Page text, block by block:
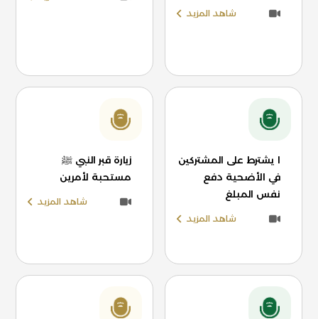
شاهد المزيد
ا يشترط على المشتركين
في الأضحية دفع
نفس المبلغ
شاهد المزيد
زيارة قبر النبي ﷺ
مستحبة لأمرين
شاهد المزيد